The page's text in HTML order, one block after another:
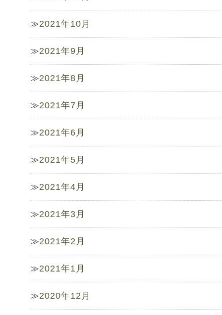
2021年10月
2021年9月
2021年8月
2021年7月
2021年6月
2021年5月
2021年4月
2021年3月
2021年2月
2021年1月
2020年12月